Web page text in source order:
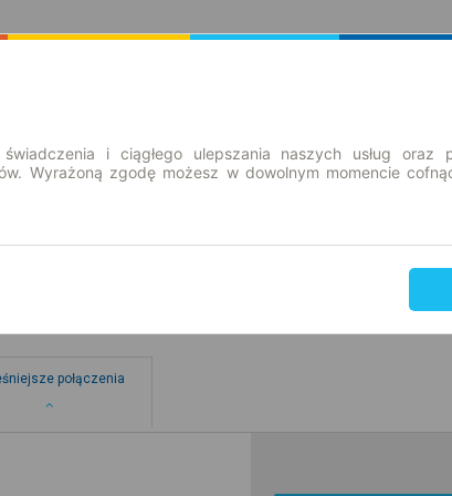
połączenia
i ciągłego ulepszania naszych usług oraz
Wyrażoną zgodę możesz w dowolnym momencie